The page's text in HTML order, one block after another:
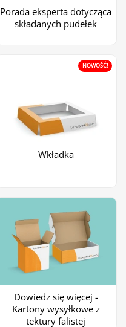
Porada eksperta dotycząca
składanych pudełek
Wkładka
NOWOŚĆ!
Dowiedz się więcej -
Kartony wysyłkowe z
tektury falistej